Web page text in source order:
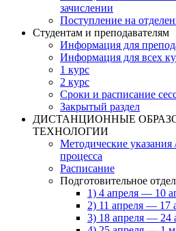
зачислении
Поступление на
Студентам и преподавателям
Информация для
Информация для всех
1 курс
2 курс
Сроки и расписание
Закрытый раздел
ДИСТАНЦИОННЫЕ
ТЕХНОЛОГИИ
Методические указания
процесса
Расписание
Подготовительное
1) 4 апреля — 10
2) 11 апреля — 17
3) 18 апреля — 24